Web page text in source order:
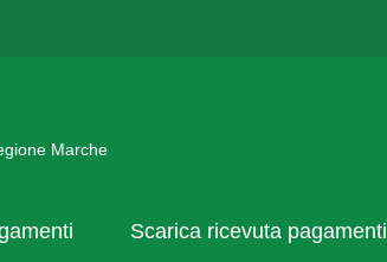
Marche
Scarica ricevuta pagamenti